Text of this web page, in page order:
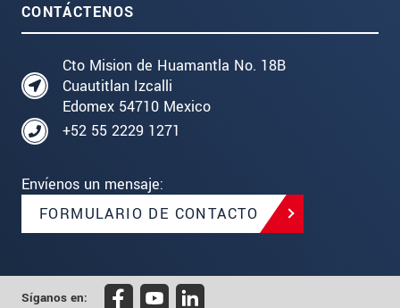
CONTÁCTENOS
Cto Mision de Huamantla No. 18B
Cuautitlan Izcalli
Edomex 54710 Mexico
+52 55 2229 1271
Envíenos un mensaje:
FORMULARIO DE CONTACTO
Síganos en: